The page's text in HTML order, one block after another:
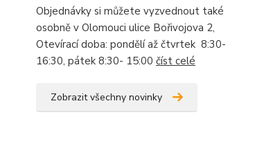
Objednávky si můžete vyzvednout také
osobně v Olomouci ulice Bořivojova 2,
Otevírací doba: pondělí až čtvrtek 8:30-
16:30, pátek 8:30- 15:00 číst celé
Zobrazit všechny novinky